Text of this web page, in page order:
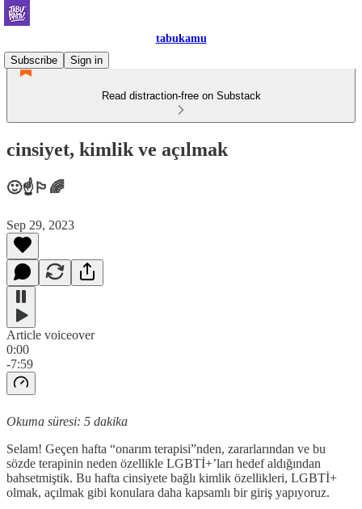
tabukamu
Subscribe
Sign in
Read distraction-free on Substack
cinsiyet, kimlik ve açılmak
🙂☝️🏳️‍🌈
Sep 29, 2023
Article voiceover
0:00
-7:59
Okuma süresi: 5 dakika
Selam! Geçen hafta “onarım terapisi”nden, zararlarından ve bu
sözde terapinin neden özellikle LGBTİ+’ları hedef aldığından
bahsetmiştik. Bu hafta cinsiyete bağlı kimlik özellikleri, LGBTİ+
olmak, açılmak gibi konulara daha kapsamlı bir giriş yapıyoruz.